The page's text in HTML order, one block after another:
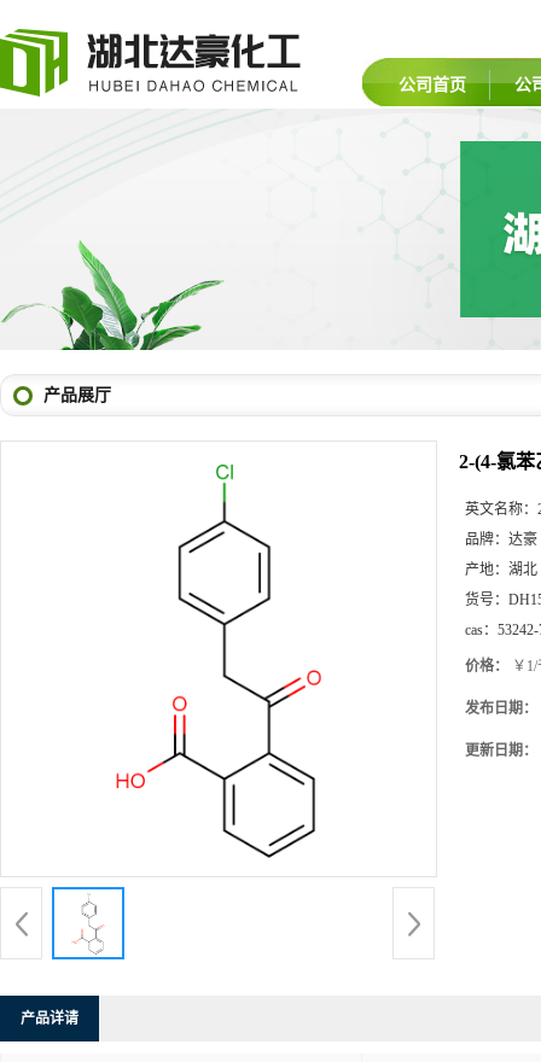
公司首页 公
产品展厅
2-(4-氯
英文名称：
品牌： 达豪
产地： 湖北
货号：
cas：
价格： ￥
发布日期：
更新日期：
产品详请